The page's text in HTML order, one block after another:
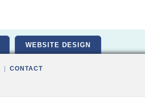
WEBSITE DESIGN
CONTACT